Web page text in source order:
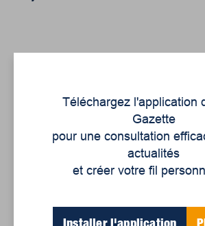
Articles récents
Un siècle de Mauriciennes dans
régionale
Téléchargez l'application
Gazette
pour une consultation
actualités
et créer votre fil
Installer l'application